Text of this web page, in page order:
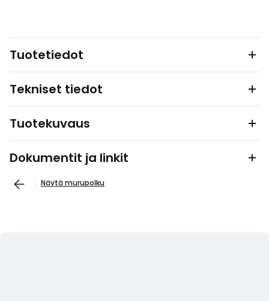
Tuotetiedot
Tekniset tiedot
Tuotekuvaus
Dokumentit ja linkit
Näytä murupolku